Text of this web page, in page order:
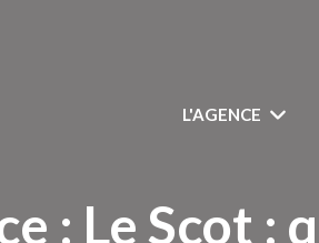
L'AGENCE
: Le Scot :